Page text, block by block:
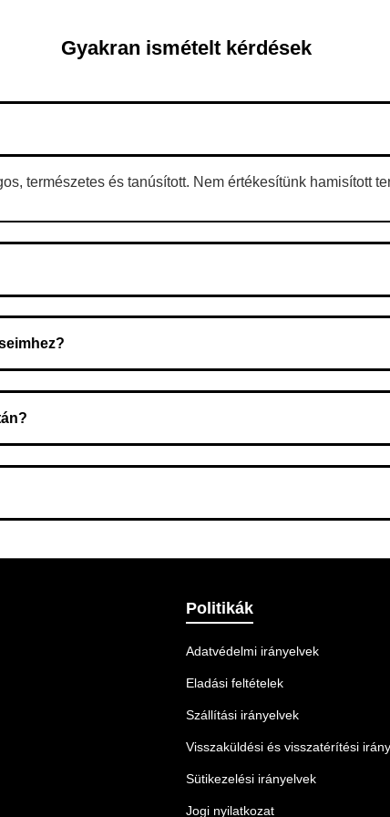
Gyakran ismételt kérdések
természetes és tanúsított. Nem értékesítünk hamisított
Politikák
Adatvédelmi irányelvek
Eladási feltételek
Szállítási irányelvek
Visszaküldési és visszatérítési
Sütikezelési irányelvek
Jogi nyilatkozat